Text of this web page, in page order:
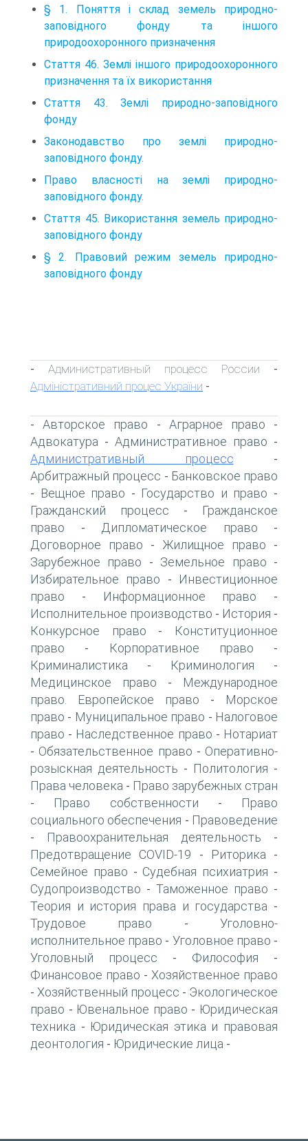
§ 1. Поняття і склад земель природно-
заповідного фонду та іншого
природоохоронного призначення
Стаття 46. Землі іншого природоохоронного
призначення та їх використання
Стаття 43. Землі природно-заповідного
фонду
Законодавство про землі природно-
заповідного фонду.
Право власності на землі природно-
заповідного фонду.
Стаття 45. Використання земель природно-
заповідного фонду
§ 2. Правовий режим земель природно-
заповідного фонду
- Административный процесс России -
Адміністративний процес України -
-Авторское право - Аграрное право -
Адвокатура - Административное право -
Административный процесс -
Арбитражный процесс - Банковское право
- Вещное право - Государство и право -
Гражданский процесс -
Гражданское
право - Дипломатическое право -
Договорное право - Жилищное право -
Зарубежное право - Земельное право -
Избирательное право -
Инвестиционное
право - Информационное право -
Исполнительное производство - История -
Конкурсное право -
Конституционное
право - Корпоративное право -
Криминалистика - Криминология -
Медицинское право -
Международное
право. Европейское право -
Морское
право - Муниципальное право - Налоговое
право - Наследственное право - Нотариат
- Обязательственное право - Оперативно-
розыскная деятельность - Политология -
Права человека - Право зарубежных стран
- Право собственности -
Право
социального обеспечения - Правоведение
- Правоохранительная деятельность -
Предотвращение COVID-19 - Риторика -
Семейное право - Судебная психиатрия -
Судопроизводство - Таможенное право -
Теория и история права и государства -
Трудовое право -Уголовно-
исполнительное право - Уголовное право -
Уголовный процесс - Философия -
Финансовое право - Хозяйственное право
- Хозяйственный процесс - Экологическое
право - Ювенальное право - Юридическая
техника - Юридическая этика и правовая
деонтология - Юридические лица -